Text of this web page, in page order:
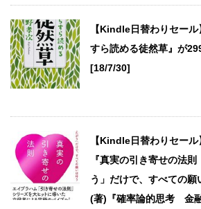
【Kindle日替わりセー
すら読める徒然草』が
[18/7/30]
【Kindle日替わりセー
『真実の引き寄せの法
う」だけで、すべての
(著)『確率論的思考 金